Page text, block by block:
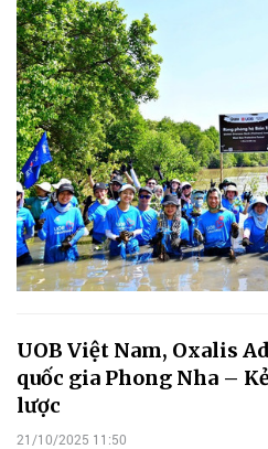
UOB Việt Nam, Oxalis
quốc gia Phong Nha –
lược
21/10/2025 11:50